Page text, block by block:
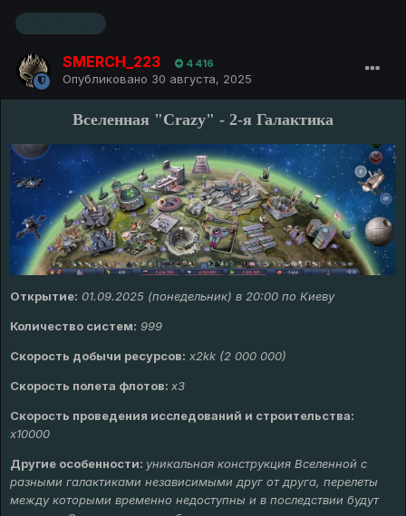
SMERCH_223 4 416
Опубликовано 30 августа, 2025
Вселенная "Crazy" - 2-я Галактика
Открытие: 01.09.2025 (понедельник) в 20:00 по Киеву
Количество систем: 999
Скорость добычи ресурсов: х2kk (2 000 000)
Скорость полета флотов: х3
Скорость проведения исследований и строительства:
x10000
Другие особенности: уникальная конструкция Вселенной с
разными галактиками независимыми друг от друга, перелеты
между которыми временно недоступны и в последствии будут